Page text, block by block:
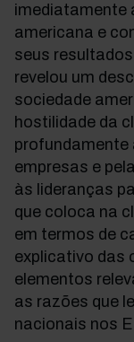
imediatamente
americana e
seus
revelou um
sociedade
hostilidade da
profundamente
empresas e
às lideranças
que coloca na
em termos de
explicativo das
elementos
as razões que
nacionais nos